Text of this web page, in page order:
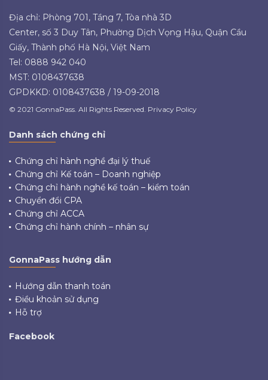
Địa chỉ: Phòng 701, Tầng 7, Tòa nhà 3D
Center, số 3 Duy Tân, Phường Dịch Vọng Hậu, Quận Cầu
Giấy, Thành phố Hà Nội, Việt Nam
Tel: 0888 942 040
MST: 0108437638
GPDKKD: 0108437638 / 19-09-2018
© 2021 GonnaPass. All Rights Reserved. Privacy Policy
Danh sách chứng chỉ
Chứng chỉ hành nghề đại lý thuế
Chứng chỉ Kế toán – Doanh nghiệp
Chứng chỉ hành nghề kế toán – kiểm toán
Chuyển đổi CPA
Chứng chỉ ACCA
Chứng chỉ hành chính – nhân sự
GonnaPass hướng dẫn
Hướng dẫn thanh toán
Điều khoản sử dụng
Hỗ trợ
Facebook